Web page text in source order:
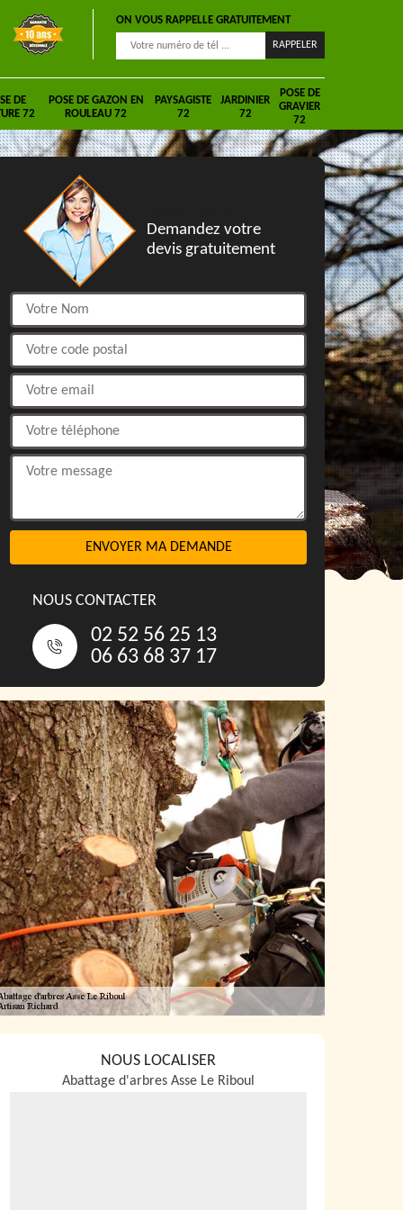
ON VOUS RAPPELLE GRATUITEMENT
DE
72
POSE DE GAZON EN
ROULEAU 72
PAYSAGISTE
72
JARDINIER
72
POSE DE
GRAVIER
72
Demandez votre
devis gratuitement
NOUS CONTACTER
02 52 56 25 13
06 63 68 37 17
NOUS LOCALISER
Abattage d'arbres Asse Le Riboul